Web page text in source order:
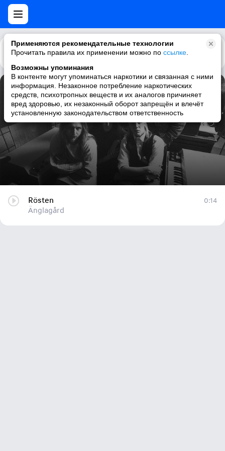
Применяются рекомендательные технологии
Прочитать правила их применении можно по ссылке
Возможны упоминания
В контенте могут упоминаться наркотики и связанная с ними
информация. Незаконное потребление наркотических
средств, психотропных веществ и их аналогов причиняет
вред здоровью, их незаконный оборот запрещён и влечёт
установленную законодательством ответственность
Каталог Рекомендации
Rösten
Änglagård
Rösten
Änglagård
0:14